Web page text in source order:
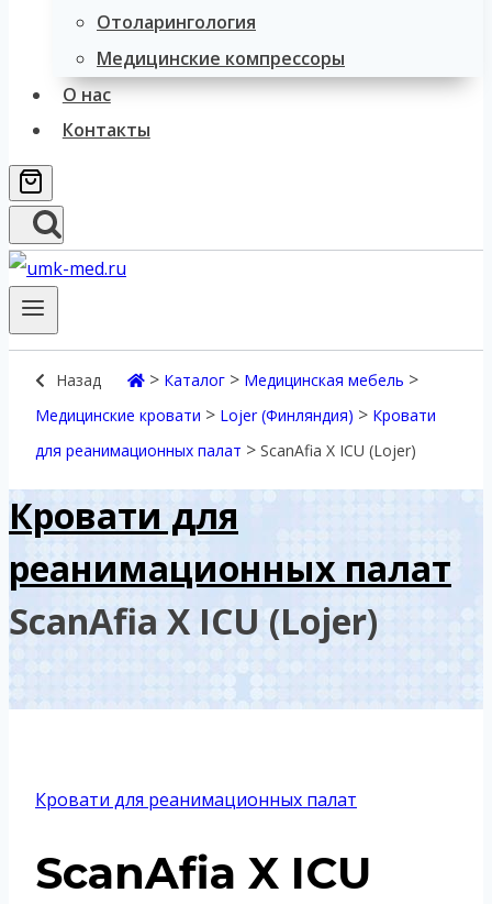
Отоларингология
Медицинские компрессоры
О нас
Контакты
Назад > Каталог > Медицинская мебель >
Медицинские кровати > Lojer (Финляндия) > Кровати
для реанимационных палат > ScanAfia X ICU (Lojer)
Кровати для
реанимационных палат
ScanAfia X ICU (Lojer)
Кровати для реанимационных палат
ScanAfia X ICU